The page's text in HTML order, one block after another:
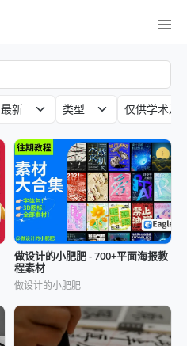
最新 类型 仅供学术及
做设计的小肥肥 - 700+平面海报教
程素材
做设计的小肥肥